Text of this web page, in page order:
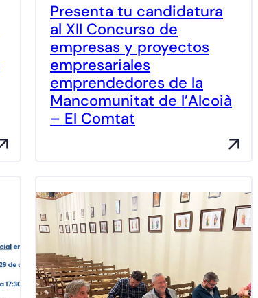
Presenta tu candidatura
al XII Concurso de
empresas y proyectos
empresariales
emprendedores de la
Mancomunitat de l’Alcoià
– El Comtat